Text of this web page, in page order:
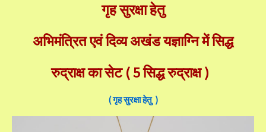
गृह सुरक्षा हेतु
अभिमंत्रित एवं दिव्य अखंड यज्ञाग्नि में सिद्ध
रुद्राक्ष का सेट ( 5 सिद्ध रुद्राक्ष )
( गृह सुरक्षा हेतु )